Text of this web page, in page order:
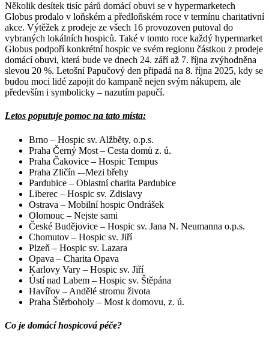
Několik desítek tisíc párů domácí obuvi se v hypermarketech
Globus prodalo v loňském a předloňském roce v termínu charitativní
akce. Výtěžek z prodeje ze všech 16 provozoven putoval do
vybraných lokálních hospiců. Také v tomto roce každý hypermarket
Globus podpoří konkrétní hospic ve svém regionu částkou z prodeje
domácí obuvi, která bude ve dnech 24. září až 7. října zvýhodněna
slevou 20 %. Letošní Papučový den připadá na 8. října 2025, kdy se
budou moci lidé zapojit do kampaně nejen svým nákupem, ale
především i symbolicky – nazutím papučí.
Letos poputuje pomoc na tato místa:
Brno – Hospic sv. Alžběty, o.p.s.
Praha Černý Most – Cesta domů z. ú.
Praha Čakovice – Hospic Tempus
Praha Zličín -–Mezi břehy
Pardubice – Oblastní charita Pardubice
Liberec – Hospic sv. Zdislavy
Ostrava – Mobilní hospic Ondrášek
Olomouc – Nejste sami
České Budějovice – Hospic sv. Jana N. Neumanna o.p.s.
Chomutov – Hospic sv. Jiří
Plzeň – Hospic sv. Lazara
Opava – Charita Opava
Karlovy Vary – Hospic sv. Jiří
Ústí nad Labem – Hospic sv. Štěpána
Havířov – Andělé stromu života
Praha Štěrboholy – Most k domovu, z. ú.
Co je domácí hospicová péče?